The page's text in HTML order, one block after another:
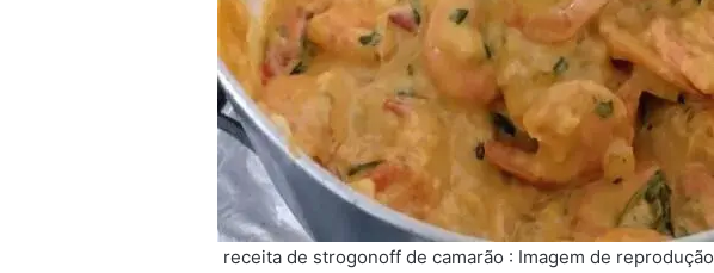
receita de strogonoff de camarão : Imagem de reprodução